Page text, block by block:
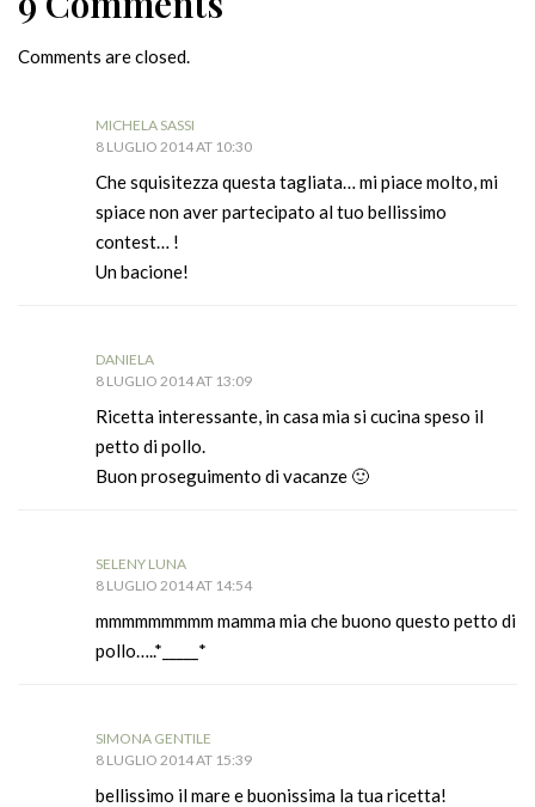
Comments are closed.
MICHELA SASSI
8 LUGLIO 2014 AT 10:30
Che squisitezza questa tagliata… mi piace molto, mi
spiace non aver partecipato al tuo bellissimo
contest… !
Un bacione!
DANIELA
8 LUGLIO 2014 AT 13:09
Ricetta interessante, in casa mia si cucina speso il
petto di pollo.
Buon proseguimento di vacanze 🙂
SELENY LUNA
8 LUGLIO 2014 AT 14:54
mmmmmmmmm mamma mia che buono questo petto di
pollo…..*_____*
SIMONA GENTILE
8 LUGLIO 2014 AT 15:39
bellissimo il mare e buonissima la tua ricetta!